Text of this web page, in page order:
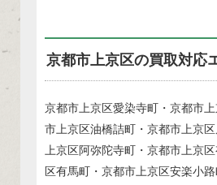
京都市上京区の買取対応
京都市上京区愛染寺町・京都市
市上京区油橋詰町・京都市上京
上京区阿弥陀寺町・京都市上京
区有馬町・京都市上京区安楽小